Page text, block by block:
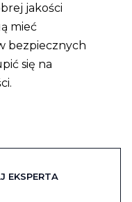
jakości
mieć
bezpiecznych
się na
EKSPERTA